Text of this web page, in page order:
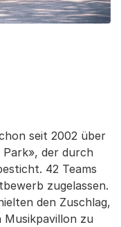
seit 2002 über
Park», der durch
42 Teams
zugelassen.
den Zuschlag,
zu